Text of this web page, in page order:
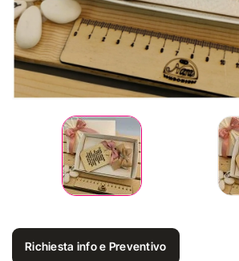
Richiesta info e Preventivo